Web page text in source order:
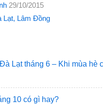
29/10/2015
Lạt, Lâm Đồng
Lạt tháng 6 – Khi mùa hè
10 có gì hay?